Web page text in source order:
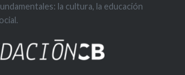
la cultura, la educación